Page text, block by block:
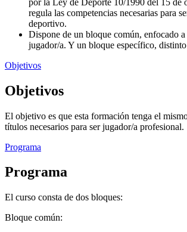
regula las competencias necesarias para
deportivo.
Dispone de un bloque común, enfocado a
jugador/a. Y un bloque específico,
Objetivos
Objetivos
El objetivo es que esta formación tenga el
títulos necesarios para ser jugador/a profesional.
Programa
Programa
El curso consta de dos bloques:
Bloque común: